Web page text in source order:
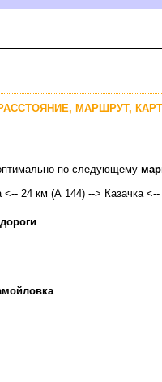
МАРШРУТ,
по следующему
24 км (А 144) --> Казачка <--